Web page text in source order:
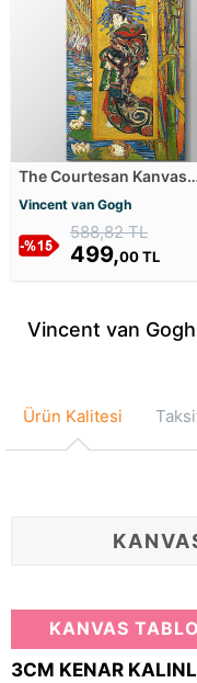
The Courtesan Kanvas
Tablosu
Vincent van Gogh
588,82 TL
499,00 TL
Vincent van
Ürün Kalitesi
KANVAS TABLO
3CM KENAR